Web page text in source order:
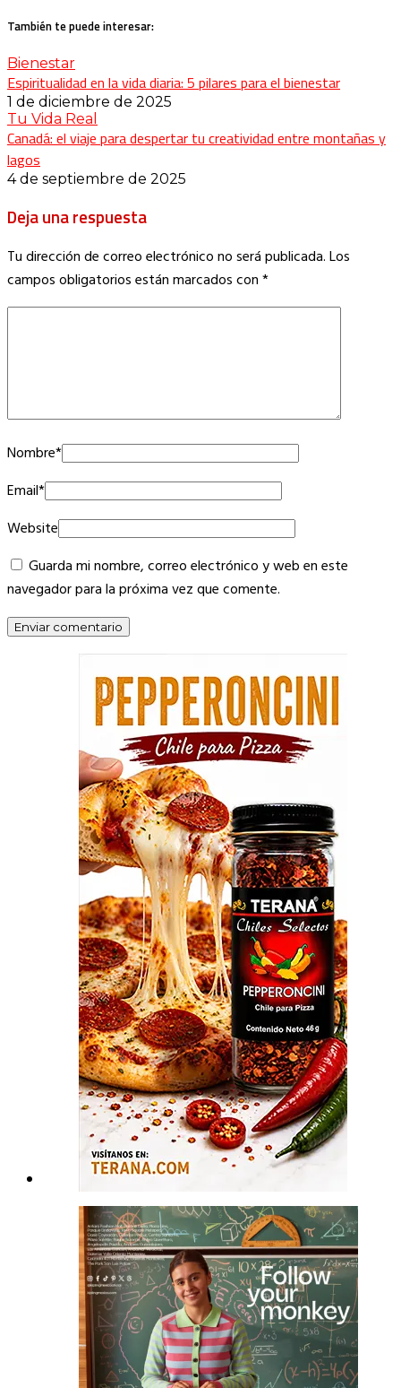
También te puede interesar:
Bienestar
Espiritualidad en la vida diaria: 5 pilares para el bienestar
1 de diciembre de 2025
Tu Vida Real
Canadá: el viaje para despertar tu creatividad entre montañas y
lagos
4 de septiembre de 2025
Deja una respuesta
Tu dirección de correo electrónico no será publicada.Los
campos obligatorios están marcados con*
Nombre*
Email*
Website
Guarda mi nombre, correo electrónico y web en este
navegador para la próxima vez que comente.